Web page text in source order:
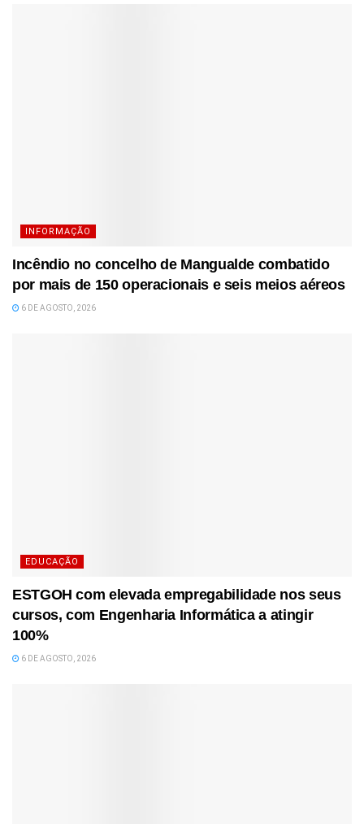
INFORMAÇÃO
Incêndio no concelho de Mangualde combatido
por mais de 150 operacionais e seis meios aéreos
6 DE AGOSTO, 2026
EDUCAÇÃO
ESTGOH com elevada empregabilidade nos seus
cursos, com Engenharia Informática a atingir
100%
6 DE AGOSTO, 2026